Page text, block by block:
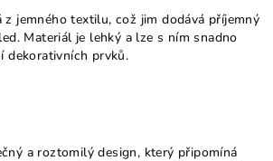
z jemného textilu, což jim dodává příjemný
Materiál je lehký a lze s ním snadno
dekorativních prvků.
a roztomilý design, který připomíná